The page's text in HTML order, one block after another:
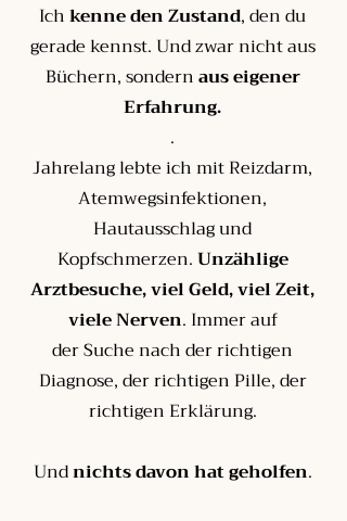
Ichkenne den Zustand, den du
gerade kennst. Und zwar nicht aus
Büchern, sondernaus eigener
Erfahrung.
.
Jahrelang lebte ich mit Reizdarm,
Atemwegsinfektionen,
Hautausschlag und
Kopfschmerzen.Unzählige
Arztbesuche, viel Geld, viel Zeit,
viele Nerven. Immer auf
der Suche nach der richtigen
Diagnose, der richtigen Pille, der
richtigen Erklärung.
Undnichts davon hat geholfen.